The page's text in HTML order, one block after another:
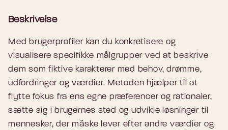
Beskrivelse
Med brugerprofiler kan du konkretisere og
visualisere specifikke målgrupper ved at beskrive
dem som fiktive karakterer med behov, drømme,
udfordringer og værdier. Metoden hjælper til at
flytte fokus fra ens egne præferencer og rationaler,
sætte sig i brugernes sted og udvikle løsninger til
mennesker, der måske lever efter andre værdier og